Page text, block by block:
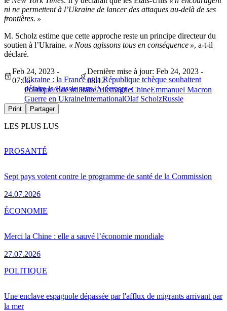
ni ne permettent à l’Ukraine de lancer des attaques au-delà de ses
frontières. »
M. Scholz estime que cette approche reste un principe directeur du
soutien à l’Ukraine. « Nous agissons tous en conséquence », a-t-il
déclaré.
Ukraine : la France et la République tchèque souhaitent
défaire la Russie sans l’« écraser »
Feb 24, 2023 -
07:06
Dernière mise à jour: Feb 24, 2023 -
08:12
PolitiqueAide militaireAllemagneChineEmmanuel Macron
Guerre en UkraineInternationalOlaf ScholzRussie
Print Partager
LES PLUS LUS
Sept pays votent contre le programme de santé de la Commission
24.07.2026
PROSANTÉ
Merci la Chine : elle a sauvé l’économie mondiale
27.07.2026
ÉCONOMIE
Une enclave espagnole dépassée par l'afflux de migrants arrivant par
la mer
POLITIQUE